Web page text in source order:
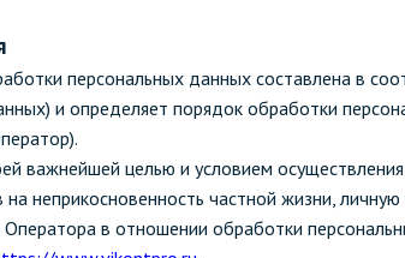
Дегризер
персональных данных составлена в
и определяет порядок обработки
важнейшей целью и условием
неприкосновенность частной жизни,
в отношении обработки